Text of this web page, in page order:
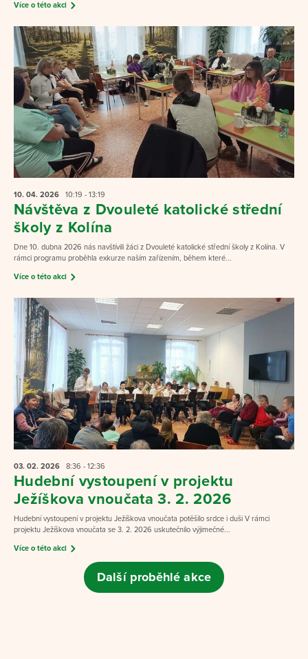
Více o této akci
10. 04. 2026 10:19 - 13:19
Návštěva z Dvouleté katolické střední
školy z Kolína
Dne 10. dubna 2026 nás navštívili žáci z Dvouleté katolické střední školy z Kolína. V
rámci programu proběhla exkurze naším zařízením, během které...
Více o této akci
03. 02. 2026 8:36 - 12:36
Hudební vystoupení v projektu
Ježíškova vnoučata 3. 2. 2026
Hudební vystoupení v projektu Ježíškova vnoučata potěšilo srdce i duši V rámci
projektu Ježíškova vnoučata se 3. 2. 2026 uskutečnilo výjimečné...
Více o této akci
Další proběhlé akce